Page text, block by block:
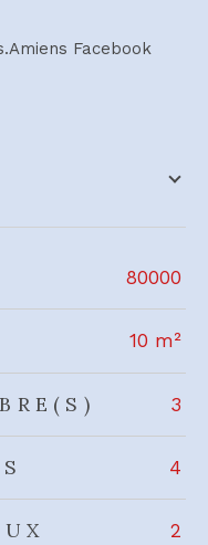
Facebook
TRAD_ZEPHYR_Valeurs
80000
10 m²
3
4
2